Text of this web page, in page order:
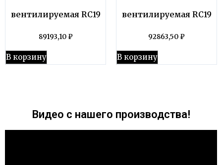
вентилируемая RC19
89193,10 ₽
В корзину
вентилируемая RC19
92863,50 ₽
В корзину
Видео с нашего производства!